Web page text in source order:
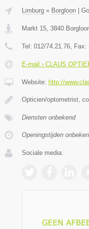
Limburg » Borgloon
Markt 15, 3840
Tel: 012/74.21.76, Fax:
E-mail › CLAUS
Website: http://
Opticien/optometrist,
Diensten onbekend
Openingstijden
Sociale media: